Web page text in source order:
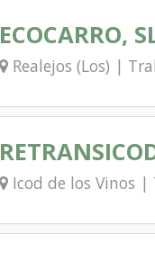
ECOCARRO,
Realejos (Los) |
Icod de los Vinos |